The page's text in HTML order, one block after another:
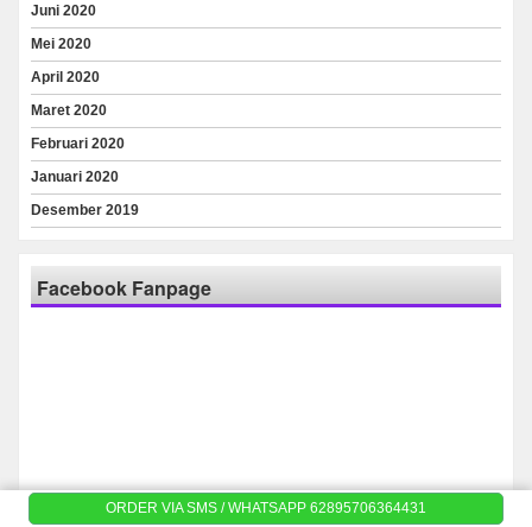
Juni 2020
Mei 2020
April 2020
Maret 2020
Februari 2020
Januari 2020
Desember 2019
Facebook Fanpage
ORDER VIA SMS / WHATSAPP 62895706364431